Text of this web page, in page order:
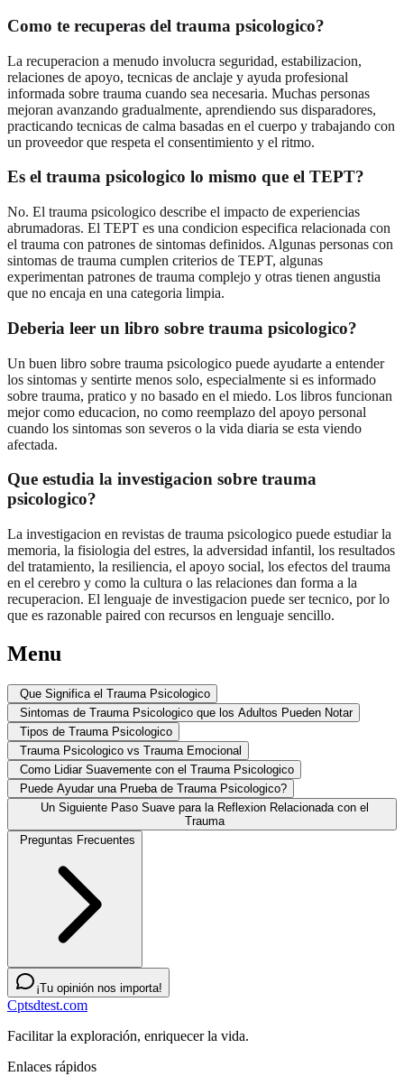
Como te recuperas del trauma psicologico?
La recuperacion a menudo involucra seguridad, estabilizacion,
relaciones de apoyo, tecnicas de anclaje y ayuda profesional
informada sobre trauma cuando sea necesaria. Muchas personas
mejoran avanzando gradualmente, aprendiendo sus disparadores,
practicando tecnicas de calma basadas en el cuerpo y trabajando con
un proveedor que respeta el consentimiento y el ritmo.
Es el trauma psicologico lo mismo que el TEPT?
No. El trauma psicologico describe el impacto de experiencias
abrumadoras. El TEPT es una condicion especifica relacionada con
el trauma con patrones de sintomas definidos. Algunas personas con
sintomas de trauma cumplen criterios de TEPT, algunas
experimentan patrones de trauma complejo y otras tienen angustia
que no encaja en una categoria limpia.
Deberia leer un libro sobre trauma psicologico?
Un buen libro sobre trauma psicologico puede ayudarte a entender
los sintomas y sentirte menos solo, especialmente si es informado
sobre trauma, pratico y no basado en el miedo. Los libros funcionan
mejor como educacion, no como reemplazo del apoyo personal
cuando los sintomas son severos o la vida diaria se esta viendo
afectada.
Que estudia la investigacion sobre trauma
psicologico?
La investigacion en revistas de trauma psicologico puede estudiar la
memoria, la fisiologia del estres, la adversidad infantil, los resultados
del tratamiento, la resiliencia, el apoyo social, los efectos del trauma
en el cerebro y como la cultura o las relaciones dan forma a la
recuperacion. El lenguaje de investigacion puede ser tecnico, por lo
que es razonable paired con recursos en lenguaje sencillo.
Menu
Que Significa el Trauma Psicologico
Sintomas de Trauma Psicologico que los Adultos Pueden Notar
Tipos de Trauma Psicologico
Trauma Psicologico vs Trauma Emocional
Como Lidiar Suavemente con el Trauma Psicologico
Puede Ayudar una Prueba de Trauma Psicologico?
Un Siguiente Paso Suave para la Reflexion Relacionada con el
Trauma
Preguntas Frecuentes
¡Tu opinión nos importa!
Cptsdtest.com
Facilitar la exploración, enriquecer la vida.
Enlaces rápidos